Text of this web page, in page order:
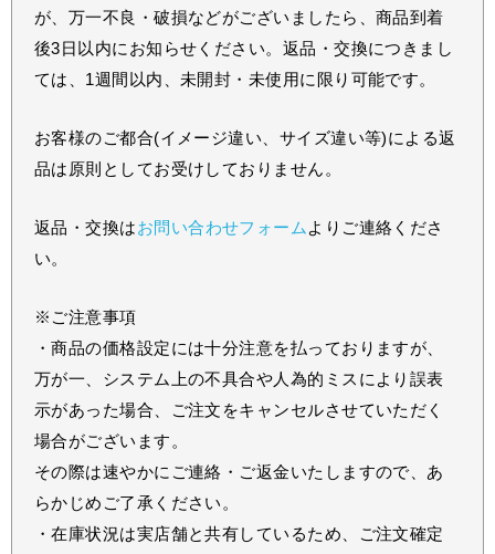
が、万一不良・破損などがございましたら、商品到着
後3日以内にお知らせください。返品・交換につきまし
ては、1週間以内、未開封・未使用に限り可能です。
お客様のご都合(イメージ違い、サイズ違い等)による返
品は原則としてお受けしておりません。
返品・交換はお問い合わせフォーム よりご連絡くださ
い。
※ご注意事項
・商品の価格設定には十分注意を払っておりますが、
万が一、システム上の不具合や人為的ミスにより誤表
示があった場合、ご注文をキャンセルさせていただく
場合がございます。
その際は速やかにご連絡・ご返金いたしますので、あ
らかじめご了承ください。
・在庫状況は実店舗と共有しているため、ご注文確定